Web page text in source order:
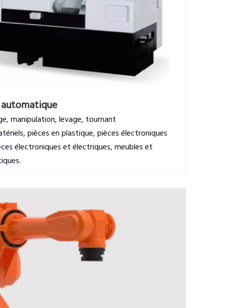
manipulation, levage, tournant
pièces en plastique, pièces électroniques
électroniques et électriques, meubles et